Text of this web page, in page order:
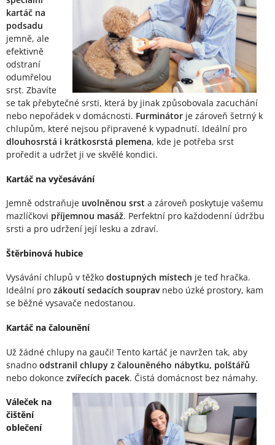
kartáč na
podsadu
jemně, ale
efektivně
odstraní
odumřelou
srst. Zbavíte
se tak přebytečné srsti, která by jinak způsobovala zacuchání
nebo nepořádek v domácnosti. Furminátor je zároveň šetrný k
chlupům, které nejsou připravené k vypadnutí. Ideální pro
dlouhosrstá i krátkosrstá plemena, kde je potřeba srst
proředit a udržet ji ve skvělé kondici.
Kartáč na vyčesávání
Jemně odstraňuje uvolněnou srst a zároveň poskytuje vašemu
mazlíčkovi příjemnou masáž. Perfektní pro každodenní údržbu
srsti a pro udržení její lesku a zdraví.
Štěrbinová hubice
Vysávání chlupů v těžko dostupných místech je teď hračka.
Ideální pro zákoutí sedacích soupravnebo úzké prostory, kam
se běžné vysavače nedostanou.
Kartáč na čalounění
Už žádné chlupy na gauči! Tento kartáč je navržen tak, aby
snadno odstranil chlupy z čalouněného nábytku, polštářů
nebo dokonce zvířecích pacek. Čistá domácnost bez námahy.
Váleček na
čištění
oblečení